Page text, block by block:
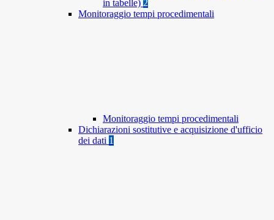
in tabelle) 2
Monitoraggio tempi procedimentali
Monitoraggio tempi procedimentali
Dichiarazioni sostitutive e acquisizione d'ufficio
dei dati 1